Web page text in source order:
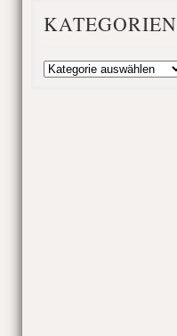
KATEGORIEN
Kategorien